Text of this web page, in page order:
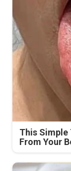
This Simple
From Your